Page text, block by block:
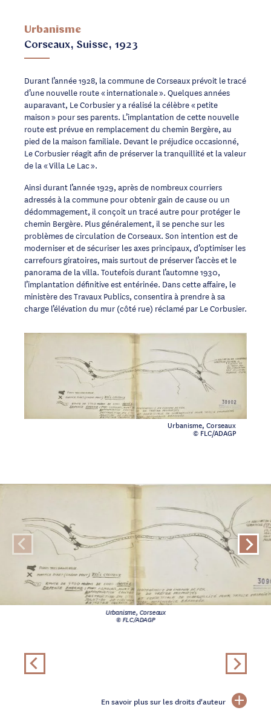
Urbanisme
Corseaux, Suisse, 1923
Urbanisme, Corseaux
© FLC/ADAGP
Durant l’année 1928, la commune de Corseaux prévoit le tracé
d’une nouvelle route « internationale ». Quelques années
auparavant, Le Corbusier y a réalisé la célèbre « petite
maison » pour ses parents. L’implantation de cette nouvelle
route est prévue en remplacement du chemin Bergère, au
pied de la maison familiale. Devant le préjudice occasionné,
Le Corbusier réagit afin de préserver la tranquillité et la valeur
de la « Villa Le Lac ».
Ainsi durant l’année 1929, après de nombreux courriers
adressés à la commune pour obtenir gain de cause ou un
dédommagement, il conçoit un tracé autre pour protéger le
chemin Bergère. Plus généralement, il se penche sur les
problèmes de circulation de Corseaux. Son intention est de
moderniser et de sécuriser les axes principaux, d’optimiser les
carrefours giratoires, mais surtout de préserver l’accès et le
panorama de la villa. Toutefois durant l’automne 1930,
l’implantation définitive est entérinée. Dans cette affaire, le
ministère des Travaux Publics, consentira à prendre à sa
charge l’élévation du mur (côté rue) réclamé par Le Corbusier.
Urbanisme, Corseaux
© FLC/ADAGP
En savoir plus sur les droits d'auteur